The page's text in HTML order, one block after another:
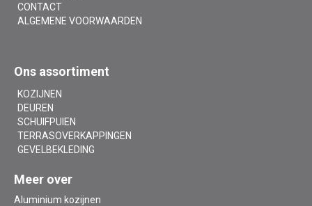
CONTACT
ALGEMENE VOORWAARDEN
Ons assortiment
KOZIJNEN
DEUREN
SCHUIFPUIEN
TERRASOVERKAPPINGEN
GEVELBEKLEDING
Meer over
Aluminium kozijnen